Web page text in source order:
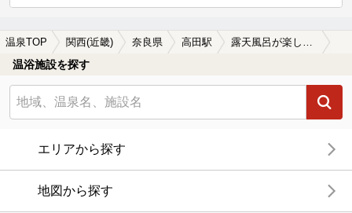
温泉TOP 関西(近畿) 奈良県 高田駅
温浴施設を探す
エリアから探す
地図から探す